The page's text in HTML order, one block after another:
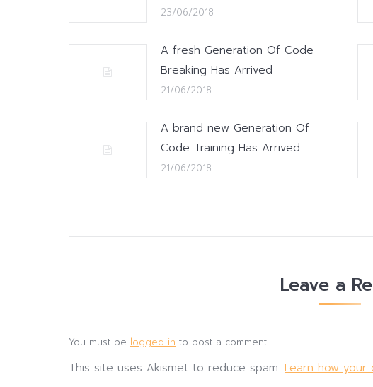
23/06/2018
A fresh Generation Of Code
Breaking Has Arrived
21/06/2018
A brand new Generation Of
Code Training Has Arrived
21/06/2018
Leave a
You must be logged in to post a comment.
This site uses Akismet to reduce spam. Learn how your